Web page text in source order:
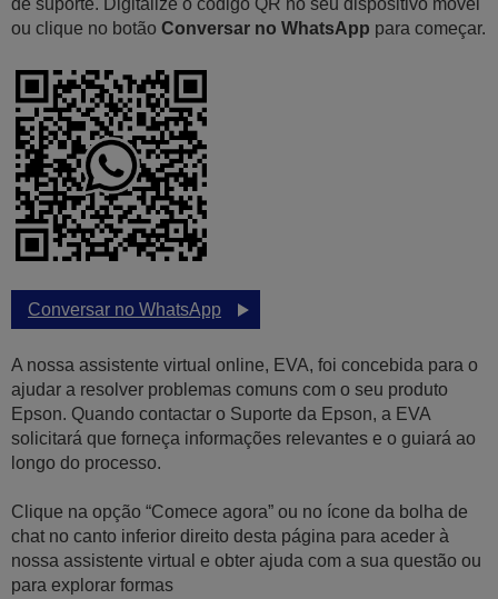
de suporte. Digitalize o código QR no seu dispositivo móvel
ou clique no botão Conversar no WhatsApp para começar.
Conversar no WhatsApp
A nossa assistente virtual online, EVA, foi concebida para o
ajudar a resolver problemas comuns com o seu produto
Epson. Quando contactar o Suporte da Epson, a EVA
solicitará que forneça informações relevantes e o guiará ao
longo do processo.
Clique na opção “Comece agora” ou no ícone da bolha de
chat no canto inferior direito desta página para aceder à
nossa assistente virtual e obter ajuda com a sua questão ou
para explorar formas